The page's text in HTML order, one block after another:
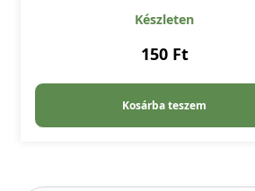
Készleten
150 Ft
Kosárba teszem